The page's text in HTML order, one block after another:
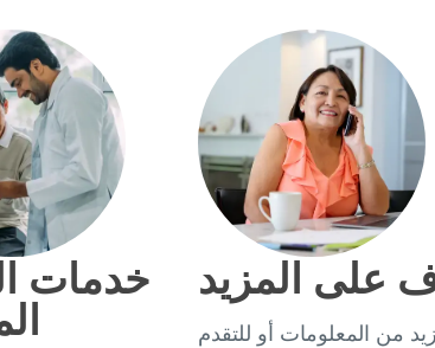
خدمات على المزيد
من المعلومات أو للتقدم